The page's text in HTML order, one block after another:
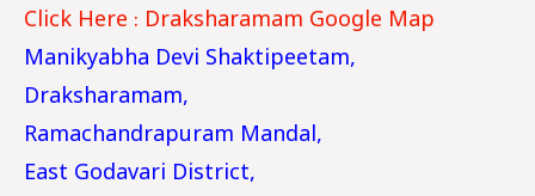
Click Here : Draksharamam Google Map
Manikyabha Devi Shaktipeetam,
Draksharamam,
Ramachandrapuram Mandal,
East Godavari District,